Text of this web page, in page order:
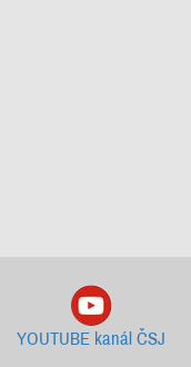
YOUTUBE kanál ČSJ